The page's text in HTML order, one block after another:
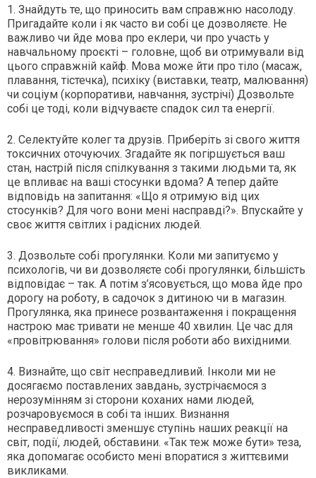
1. Знайдуть те, що приносить вам справжню насолоду.
Пригадайте коли і як часто ви собі це дозволяєте. Не
важливо чи йде мова про еклери, чи про участь у
навчальному проєкті – головне, щоб ви отримували від
цього справжній кайф. Мова може йти про тіло (масаж,
плавання, тістечка), психіку (виставки, театр, малювання)
чи соціум (корпоративи, навчання, зустрічі) Дозвольте
собі це тоді, коли відчуваєте спадок сил та енергії.
2. Селектуйте колег та друзів. Приберіть зі свого життя
токсичних оточуючих. Згадайте як погіршується ваш
стан, настрій після спілкування з такими людьми та, як
це впливає на ваші стосунки вдома? А тепер дайте
відповідь на запитання: «Що я отримую від цих
стосунків? Для чого вони мені насправді?». Впускайте у
своє життя світлих і радісних людей.
3. Дозвольте собі прогулянки. Коли ми запитуємо у
психологів, чи ви дозволяєте собі прогулянки, більшість
відповідає – так. А потім з’ясовується, що мова йде про
дорогу на роботу, в садочок з дитиною чи в магазин.
Прогулянка, яка принесе розвантаження і покращення
настрою має тривати не менше 40 хвилин. Це час для
«провітрювання» голови після роботи або вихідними.
4. Визнайте, що світ несправедливий. Інколи ми не
досягаємо поставлених завдань, зустрічаємося з
нерозумінням зі сторони коханих нами людей,
розчаровуємося в собі та інших. Визнання
несправедливості зменшує ступінь наших реакції на
світ, події, людей, обставини. «Так теж може бути» теза,
яка допомагає особисто мені впоратися з життєвими
викликами.